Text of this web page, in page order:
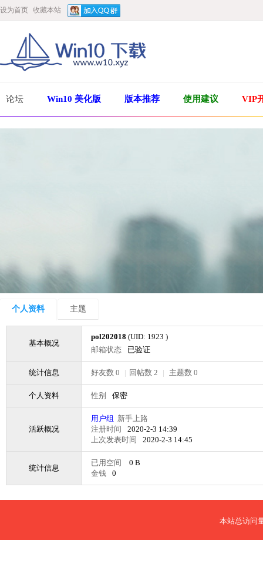
设为首页 收藏本站
论坛 Win10 美化版 版本推荐 使用建议 VIP
个人资料 主题
基本概况
pol202018 (UID: 1923 )
邮箱状态
已验证
统计信息 好友数 0 | 回帖数 2 | 主题数 0
个人资料 性别 保密
活跃概况
用户组 新手上路
注册时间
2020-2-3 14:39
上次发表时间
2020-2-3 14:45
统计信息
已用空间
0 B
金钱
0
本站总访问